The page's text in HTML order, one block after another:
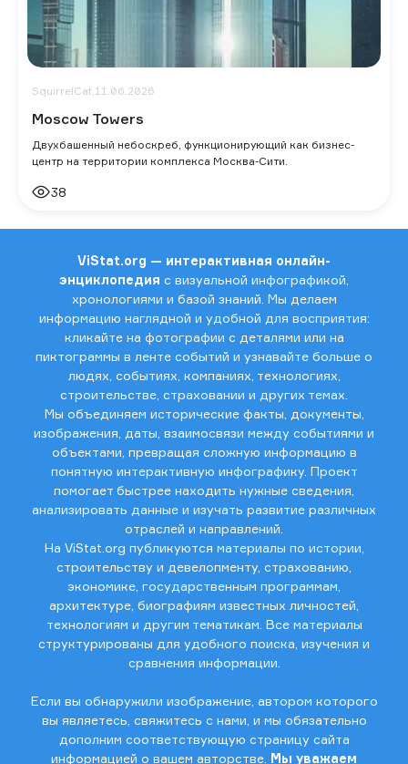
SquirrelCat,11.06.2026
Moscow Towers
Двухбашенный небоскреб, функционирующий как бизнес-
центр на территории комплекса Москва-Сити.
38
ViStat.org — интерактивная онлайн-
энциклопедия с визуальной инфографикой,
хронологиями и базой знаний. Мы делаем
информацию наглядной и удобной для восприятия:
кликайте на фотографии с деталями или на
пиктограммы в ленте событий и узнавайте больше о
людях, событиях, компаниях, технологиях,
строительстве, страховании и других темах.
Мы объединяем исторические факты, документы,
изображения, даты, взаимосвязи между событиями и
объектами, превращая сложную информацию в
понятную интерактивную инфографику. Проект
помогает быстрее находить нужные сведения,
анализировать данные и изучать развитие различных
отраслей и направлений.
На ViStat.org публикуются материалы по истории,
строительству и девелопменту, страхованию,
экономике, государственным программам,
архитектуре, биографиям известных личностей,
технологиям и другим тематикам. Все материалы
структурированы для удобного поиска, изучения и
сравнения информации.
Если вы обнаружили изображение, автором которого
вы являетесь, свяжитесь с нами, и мы обязательно
дополним соответствующую страницу сайта
информацией о вашем авторстве. Мы уважаем